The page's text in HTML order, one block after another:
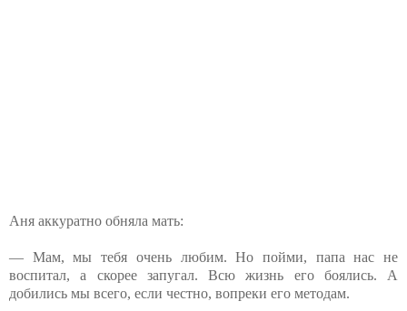
Аня аккуратно обняла мать:
— Мам, мы тебя очень любим. Но пойми, папа нас не
воспитал, а скорее запугал. Всю жизнь его боялись. А
добились мы всего, если честно, вопреки его методам.